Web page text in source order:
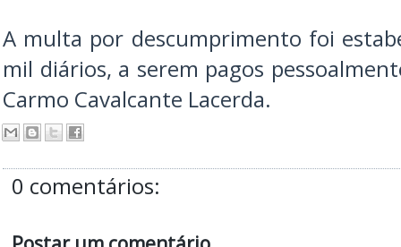
A multa por descumprimento foi
mil diários, a serem pagos
Carmo Cavalcante Lacerda.
0 comentários: